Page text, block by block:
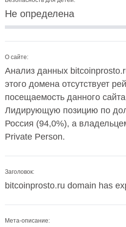
Не определена
О сайте:
Анализ данных
этого домена отсутствует
посещаемость данного
Лидирующую позицию по
Россия (94,0%), а
Private Person.
Заголовок:
bitcoinprosto.ru domain has
Мета-описание: